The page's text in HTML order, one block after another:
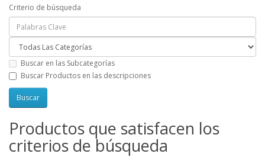
Criterio de búsqueda
Buscar en las Subcategorías
Buscar Productos en las descripciones
Productos que satisfacen los
criterios de búsqueda